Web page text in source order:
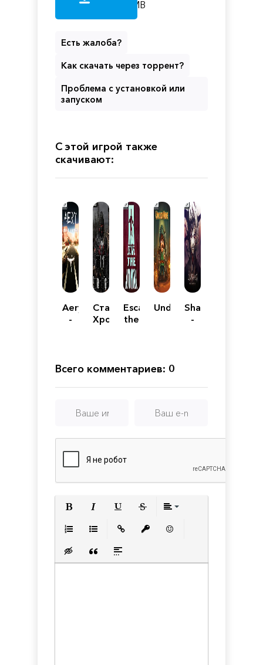
MB
Есть жалоба?
Как скачать через торрент?
Проблема с установкой или
запуском
С этой игрой также
скачивают:
Aery
-
Сталкер
Хроники
Escape
the
UnderMineShattered
-
Всего комментариев: 0
Вставка скрытого текста
Вставка цитаты
Вставка спойлера